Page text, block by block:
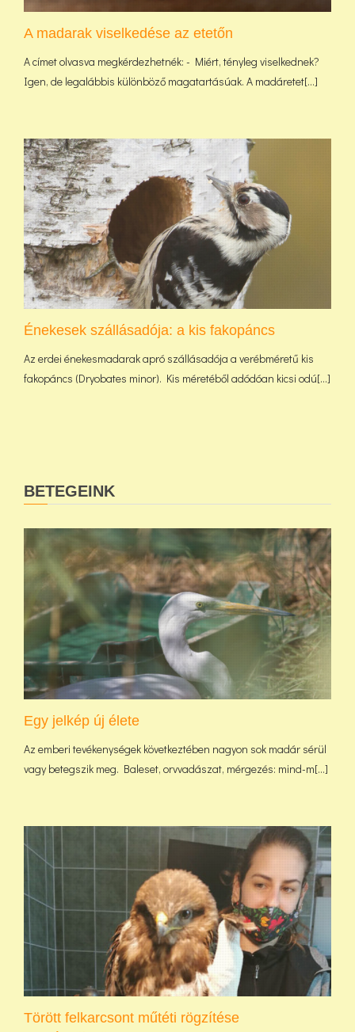
A madarak viselkedése az etetőn
A címet olvasva megkérdezhetnék: - Miért, tényleg viselkednek?
Igen, de legalábbis különböző magatartásúak. A madáretet[...]
Énekesek szállásadója: a kis fakopáncs
Az erdei énekesmadarak apró szállásadója a verébméretű kis
fakopáncs (Dryobates minor). Kis méretéből adódóan kicsi odú[...]
BETEGEINK
Egy jelkép új élete
Az emberi tevékenységek következtében nagyon sok madár sérül
vagy betegszik meg. Baleset, orvvadászat, mérgezés: mind-m[...]
Törött felkarcsont műtéti rögzítése